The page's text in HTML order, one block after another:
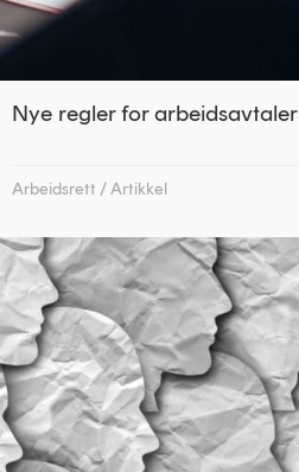
Nye regler for arbeidsavtaler
Arbeidsrett /Artikkel